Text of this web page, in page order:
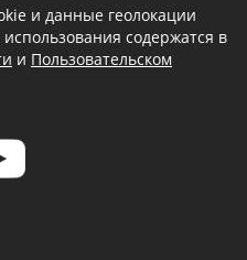
и данные геолокации
содержатся в
и Пользовательском